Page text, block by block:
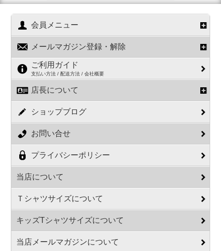
会員メニュー
メールマガジン登録・解除
ご利用ガイド
支払い方法 / 配送方法 / 会社概要
店長について
ショップブログ
お問い合せ
プライバシーポリシー
当店について
Ｔシャツサイズについて
キッズTシャツサイズについて
当店メールマガジンについて